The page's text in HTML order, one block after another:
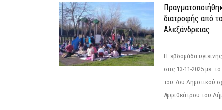
διατροφής από
Αλεξάνδρειας
Η εβδομάδα
στις 13-11-2025 με
του 7ου Δημοτικού
Αμφιθεάτρου του